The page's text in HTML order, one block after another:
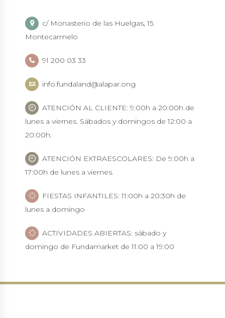
c/ Monasterio de las Huelgas, 15.
Montecarmelo
91 200 03 33
info.fundaland@alapar.ong
ATENCIÓN AL CLIENTE: 9:00h a 20:00h de
lunes a viernes. Sábados y domingos de 12:00 a
20:00h.
ATENCIÓN EXTRAESCOLARES: De 9:00h a
17:00h de lunes a viernes.
FIESTAS INFANTILES: 11:00h a 20:30h de
lunes a domingo
ACTIVIDADES ABIERTAS: sábado y
domingo de Fundamarket de 11:00 a 19:00